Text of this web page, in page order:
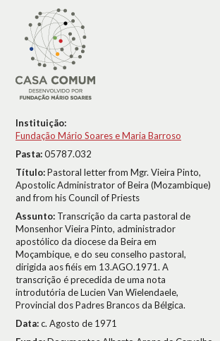
Instituição:
Fundação Mário Soares e Maria Barroso
Pasta:05787.032
Título:Pastoral letter from Mgr. Vieira Pinto,
Apostolic Administrator of Beira (Mozambique)
and from his Council of Priests
Assunto: Transcrição da carta pastoral de
Monsenhor Vieira Pinto, administrador
apostólico da diocese da Beira em
Moçambique, e do seu conselho pastoral,
dirigida aos fiéis em 13.AGO.1971. A
transcrição é precedida de uma nota
introdutória de Lucien Van Wielendaele,
Provincial dos Padres Brancos da Bélgica.
Data:c. Agosto de 1971